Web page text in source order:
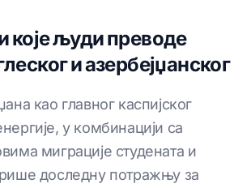
које људи преводе
и азербејџанског
као главног каспијског
у комбинацији са
миграције студената и
доследну потражњу за